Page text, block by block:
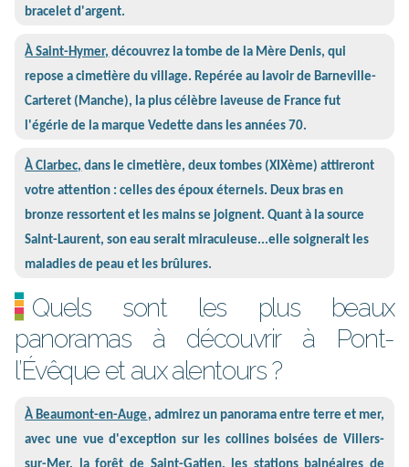
bracelet d'argent.
À Saint-Hymer, découvrez la tombe de la Mère Denis, qui
repose a cimetière du village. Repérée au lavoir de Barneville-
Carteret (Manche), la plus célèbre laveuse de France fut
l'égérie de la marque Vedette dans les années 70.
À Clarbec, dans le cimetière, deux tombes (XIXème) attireront
votre attention : celles des époux éternels. Deux bras en
bronze ressortent et les mains se joignent. Quant à la source
Saint-Laurent, son eau serait miraculeuse...elle soignerait les
maladies de peau et les brûlures.
Quels sont les plus beaux
panoramas à découvrir à Pont-
l’Évêque et aux alentours ?
À Beaumont-en-Auge , admirez un panorama entre terre et mer,
avec une vue d'exception sur les collines boisées de Villers-